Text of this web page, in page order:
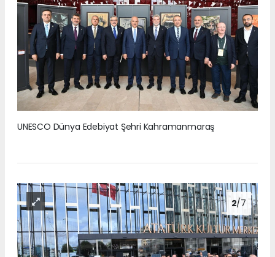
UNESCO Dünya Edebiyat Şehri Kahramanmaraş
2/7